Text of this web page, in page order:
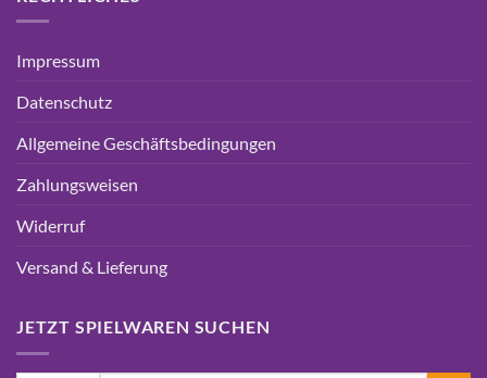
Impressum
Datenschutz
Allgemeine Geschäftsbedingungen
Zahlungsweisen
Widerruf
Versand & Lieferung
JETZT SPIELWAREN SUCHEN